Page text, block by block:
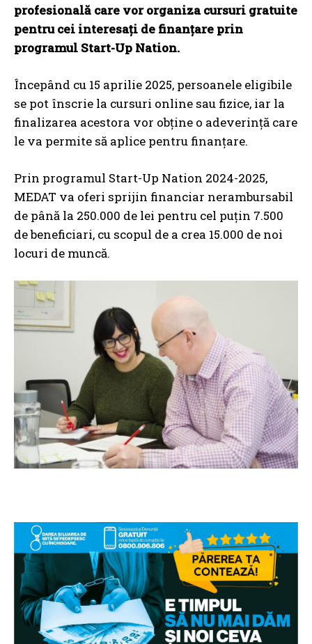
profesională care vor organiza cursuri gratuite
pentru cei interesați de finanțare prin
programul Start-Up Nation.
Începând cu 15 aprilie 2025, persoanele eligibile
se pot înscrie la cursuri online sau fizice, iar la
finalizarea acestora vor obține o adeverință care
le va permite să aplice pentru finanțare.
Prin programul Start-Up Nation 2024-2025,
MEDAT va oferi sprijin financiar nerambursabil
de până la 250.000 de lei pentru cel puțin 7.500
de beneficiari, cu scopul de a crea 15.000 de noi
locuri de muncă.